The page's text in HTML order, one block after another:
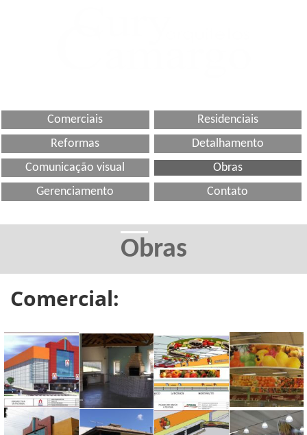
Comerciais
Residenciais
Reformas
Detalhamento
Comunicação visual
Obras
Gerenciamento
Contato
Obras
Comercial: